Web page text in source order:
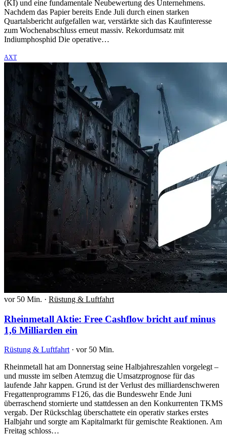
(KI) und eine fundamentale Neubewertung des Unternehmens.
Nachdem das Papier bereits Ende Juli durch einen starken
Quartalsbericht aufgefallen war, verstärkte sich das Kaufinteresse
zum Wochenabschluss erneut massiv. Rekordumsatz mit
Indiumphosphid Die operative…
AXT
vor 50 Min. · Rüstung & Luftfahrt
Rheinmetall Aktie: Free Cashflow bricht auf minus
1,6 Milliarden ein
Rüstung & Luftfahrt · vor 50 Min.
Rheinmetall hat am Donnerstag seine Halbjahreszahlen vorgelegt –
und musste im selben Atemzug die Umsatzprognose für das
laufende Jahr kappen. Grund ist der Verlust des milliardenschweren
Fregattenprogramms F126, das die Bundeswehr Ende Juni
überraschend stornierte und stattdessen an den Konkurrenten TKMS
vergab. Der Rückschlag überschattete ein operativ starkes erstes
Halbjahr und sorgte am Kapitalmarkt für gemischte Reaktionen. Am
Freitag schloss…